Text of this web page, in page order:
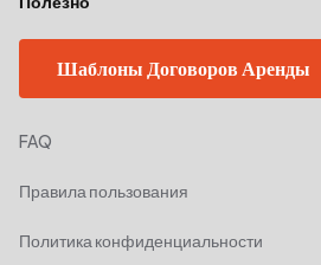
Шаблоны Договоров Аренды
FAQ
Правила пользования
Политика конфиденциальности